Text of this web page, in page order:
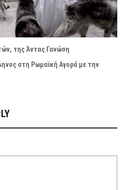
της Άντας Γανώση
στη Ρωμαϊκή Αγορά με την